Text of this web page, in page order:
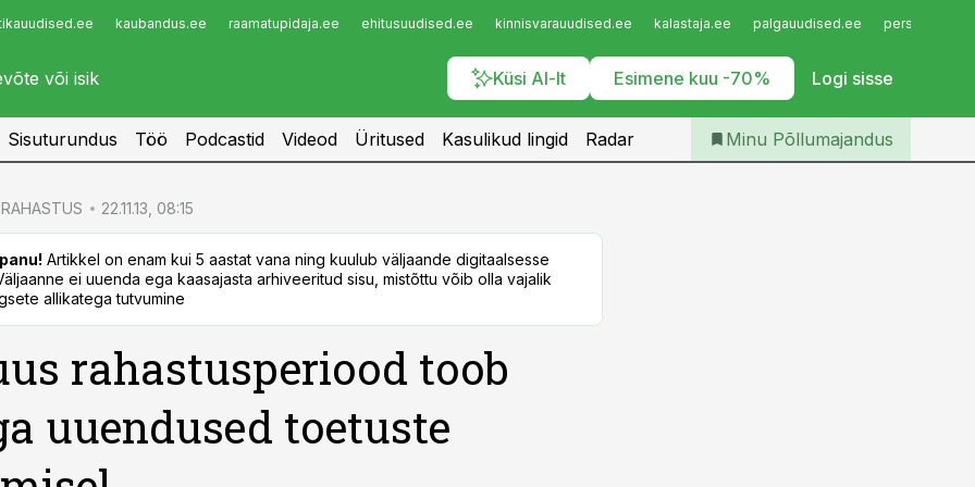
kaubandus.ee raamatupidaja.ee ehitusuudised.ee kinnisvarauudised.ee kalastaja.ee palgauudised.ee
Küsi AI-lt Esimene kuu -70% Logi sisse
Infopank
Iseteenindus
Telli Põllumajandus
Sisuturundus Töö Podcastid Videod Üritused Kasulikud lingid Radar Minu Põllumajandus
22.11.13, 08:15
Artikkel on enam kui 5 aastat vana ning kuulub väljaande digitaalsesse
ei uuenda ega kaasajasta arhiveeritud sisu, mistõttu võib olla vajalik
allikatega tutvumine
rahastusperiood toob
uuendused toetuste